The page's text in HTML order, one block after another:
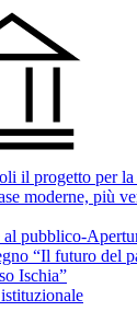
il progetto per
moderne, più
al pubblico-
“Il futuro del
Ischia”